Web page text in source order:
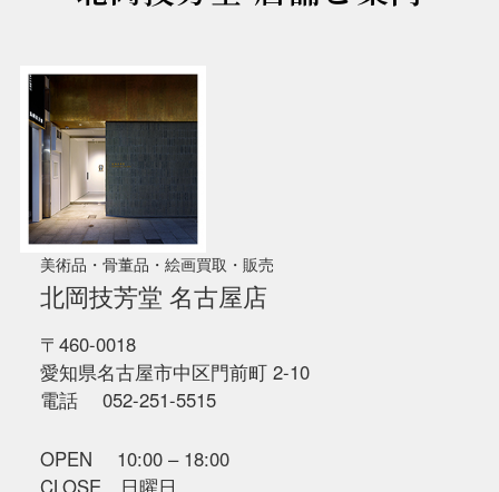
美術品・骨董品・絵画買取・販売
北岡技芳堂 名古屋店
〒460-0018
愛知県名古屋市中区門前町 2-10
電話 052-251-5515
OPEN 10:00 – 18:00